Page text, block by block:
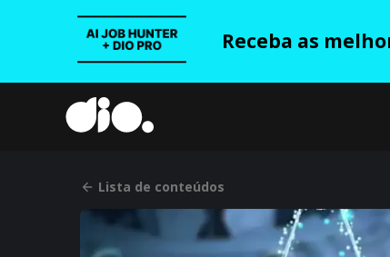
Receba as
Lista de conteúdos